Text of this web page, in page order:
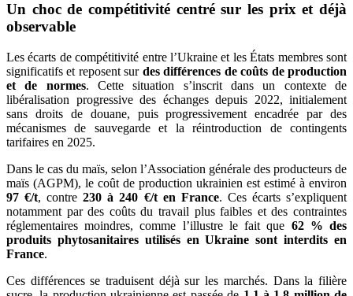
Un choc de compétitivité centré sur les prix et déjà
observable
Les écarts de compétitivité entre l’Ukraine et les États membres sont
significatifs et reposent sur des différences de coûts de production
et de normes. Cette situation s’inscrit dans un contexte de
libéralisation progressive des échanges depuis 2022, initialement
sans droits de douane, puis progressivement encadrée par des
mécanismes de sauvegarde et la réintroduction de contingents
tarifaires en 2025.
Dans le cas du maïs, selon l’Association générale des producteurs de
maïs (AGPM), le coût de production ukrainien est estimé à environ
97 €/t, contre230 à 240 €/t en France. Ces écarts s’expliquent
notamment par des coûts du travail plus faibles et des contraintes
réglementaires moindres, comme l’illustre le fait que 62 % des
produits phytosanitaires utilisés en Ukraine sont interdits en
France.
Ces différences se traduisent déjà sur les marchés. Dans la filière